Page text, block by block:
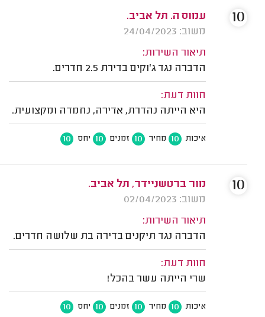
עמוס ה. תל אביב.
משוב: 24/04/2023
תיאור השירות:
הדברה נגד ג'וקים בדירת 2.5 חדרים.
חוות דעת:
היא הייתה נהדרת, אדירה, נחמדה ומקצועית.
איכות 10 מחיר 10 זמנים 10 יחס 10
10
מור ברטשניידר, תל אביב.
משוב: 02/04/2023
תיאור השירות:
הדברה נגד תיקנים בדירה בת שלושה חדרים.
חוות דעת:
שרי הייתה עשר בהכל!
איכות 10 מחיר 10 זמנים 10 יחס 10
10